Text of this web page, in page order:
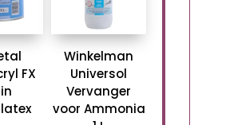
FX
Winkelman
Universol
Vervanger
voor Ammonia